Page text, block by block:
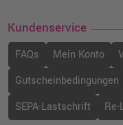
Kundenservice
FAQs Mein Konto
Gutscheinbedingungen
SEPA-Lastschrift